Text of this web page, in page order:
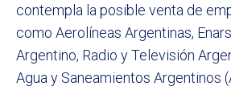
contempla la posible venta de
como Aerolíneas Argentinas,
Argentino, Radio y Televisión
Agua y Saneamientos Argentinos